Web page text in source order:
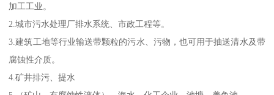
加工工业。
2.城市污水处理厂排水系统、市政工程等。
3.建筑工地等行业输送带颗粒的污水、污物，也可用于抽送清水及带
腐蚀性介质。
4.矿井排污、提水